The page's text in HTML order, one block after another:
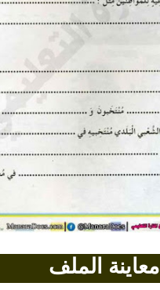
بحوث في مجالات اخرى
معاينة الملف